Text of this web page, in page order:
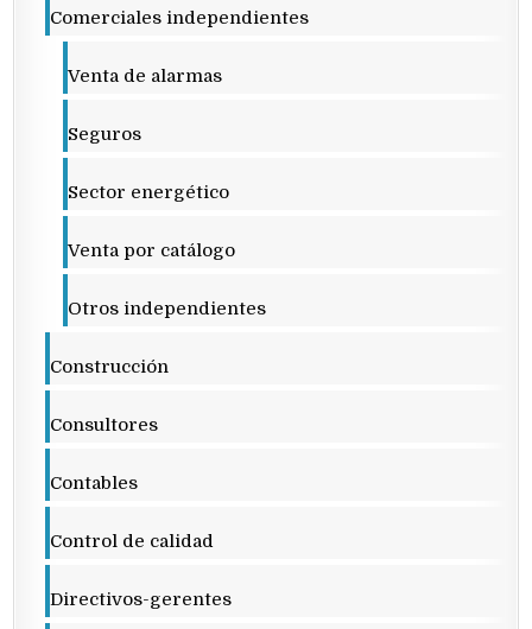
Comerciales independientes
Venta de alarmas
Seguros
Sector energético
Venta por catálogo
Otros independientes
Construcción
Consultores
Contables
Control de calidad
Directivos-gerentes